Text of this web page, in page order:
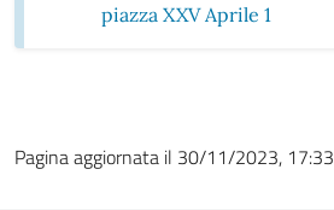
piazza XXV Aprile 1
Pagina aggiornata il 30/11/2023, 17:33